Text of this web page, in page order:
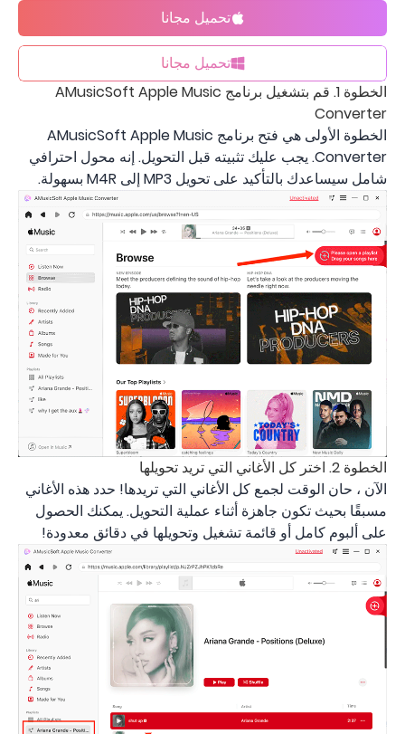
تحميل مجانا
تحميل مجانا
الخطوة 1. قم بتشغيل برنامج AMusicSoft Apple Music
Converter
الخطوة الأولى هي فتح برنامج AMusicSoft Apple Music
Converter. يجب عليك تثبيته قبل التحويل. إنه محول احترافي
شامل سيساعدك بالتأكيد على تحويل MP3 إلى M4R بسهولة.
الخطوة 2. اختر كل الأغاني التي تريد تحويلها
الآن ، حان الوقت لجمع كل الأغاني التي تريدها! حدد هذه الأغاني
مسبقًا بحيث تكون جاهزة أثناء عملية التحويل. يمكنك الحصول
على ألبوم كامل أو قائمة تشغيل وتحويلها في دقائق معدودة!